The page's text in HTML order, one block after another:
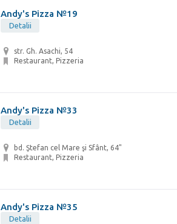
Andy's Pizza №19
Detalii
str. Gh. Asachi, 54
Restaurant, Pizzeria
Andy's Pizza №33
Detalii
bd. Ştefan cel Mare şi Sfânt, 64"
Restaurant, Pizzeria
Andy's Pizza №35
Detalii